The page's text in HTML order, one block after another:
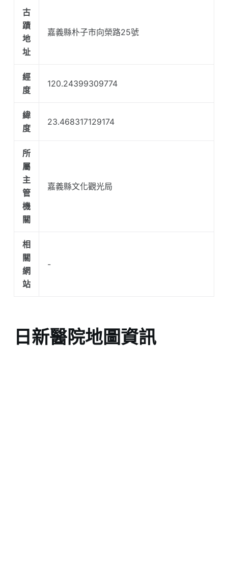
古
蹟
地
址
嘉義縣朴子市向榮路25號
經
度
120.24399309774
緯
度
23.468317129174
所
屬
主
管
機
關
嘉義縣文化觀光局
相
關
網
站
-
日新醫院地圖資訊